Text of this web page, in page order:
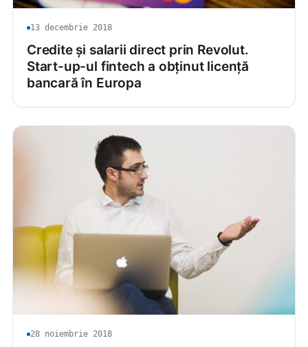
13 decembrie 2018
Credite și salarii direct prin Revolut.
Start-up-ul fintech a obținut licență
bancară în Europa
28 noiembrie 2018